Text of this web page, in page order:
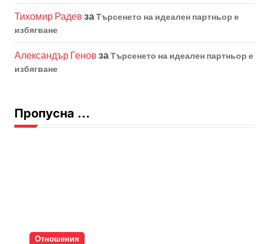
Тихомир Радев заТърсенето на идеален партньор е
избягване
Александър Генов заТърсенето на идеален партньор е
избягване
Пропусна ...
Отношения